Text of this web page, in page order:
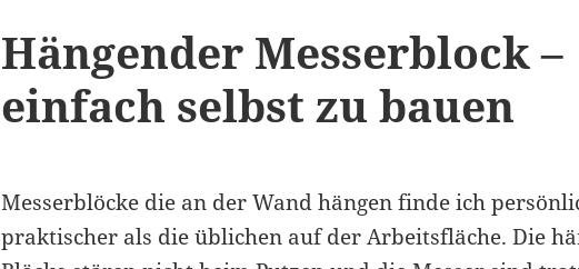
Hängender Messerblock –
einfach selbst zu bauen
Messerblöcke die an der Wand hängen finde ich
praktischer als die üblichen auf der Arbeitsfläche. Die